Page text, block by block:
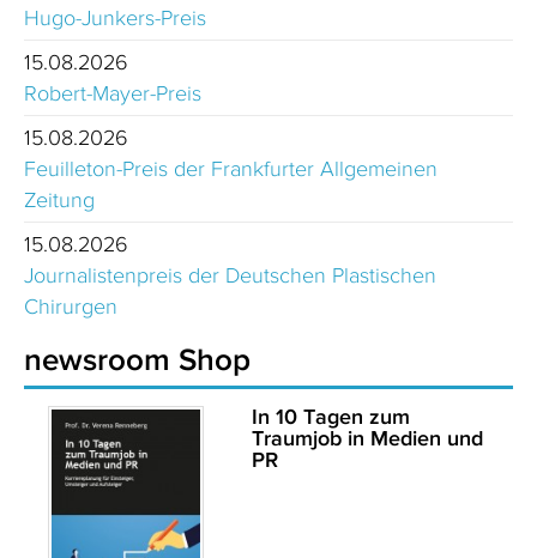
Hugo-Junkers-Preis
15.08.2026
Robert-Mayer-Preis
15.08.2026
Feuilleton-Preis der Frankfurter Allgemeinen
Zeitung
15.08.2026
Journalistenpreis der Deutschen Plastischen
Chirurgen
newsroom Shop
In 10 Tagen zum
Traumjob in Medien und
PR